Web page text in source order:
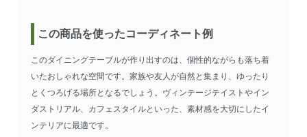
この商品を使ったコーディネート例
このダイニングテーブルが作り出すのは、個性的ながらも落ち着
いたおしゃれな空間です。家族や友人が自然と集まり、ゆったり
とくつろげる場所となるでしょう。ヴィンテージテイストやイン
ダストリアル、カフェスタイルといった、素材感を大切にしたイ
ンテリアに最適です。